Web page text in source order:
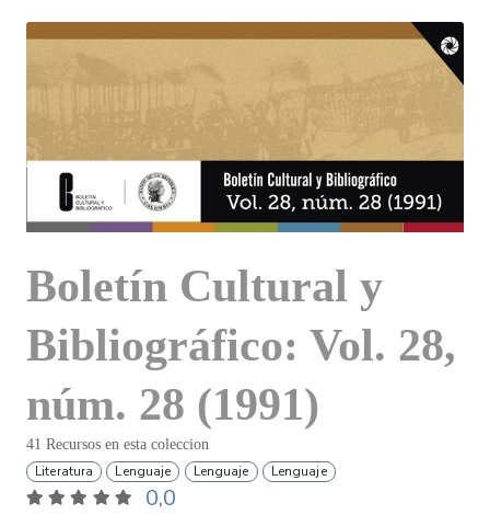
Boletín Cultural y
Bibliográfico: Vol. 28,
núm. 28 (1991)
41 Recursos en esta coleccion
Literatura Lenguaje Lenguaje Lenguaje
0,0